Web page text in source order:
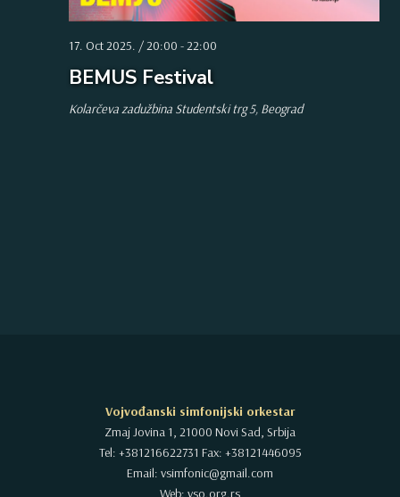
17. Oct 2025. / 20:00 -22:00
BEMUS Festival
Kolarčeva zadužbina Studentski trg 5, Beograd
Vojvođanski simfonijski orkestar
Zmaj Jovina 1, 21000 Novi Sad, Srbija
Tel: +381216622731 Fax: +38121446095
Email: vsimfonic@gmail.com
Web: vso.org.rs